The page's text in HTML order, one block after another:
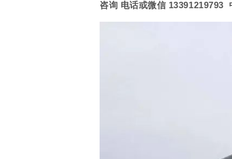
咨询 电话或微信 13391219793